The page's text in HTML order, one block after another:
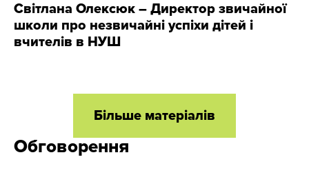
Світлана Олексюк – Директор звичайної
школи про незвичайні успіхи дітей і
вчителів в НУШ
Більше матеріалів
Обговорення